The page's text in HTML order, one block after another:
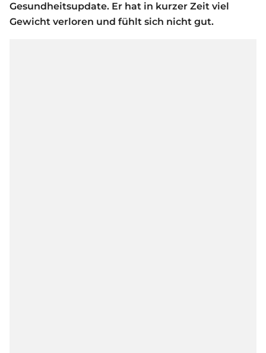
Gesundheitsupdate. Er hat in kurzer Zeit viel
Gewicht verloren und fühlt sich nicht gut.